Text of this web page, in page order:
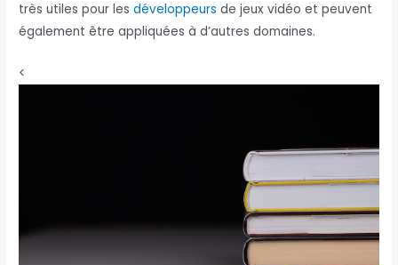
très utiles pour lesdéveloppeurs de jeux vidéo et peuvent
également être appliquées à d’autres domaines.
<